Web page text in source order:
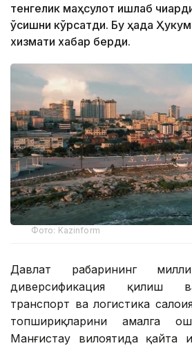
тенгелик маҳсулот ишлаб
ўсишни кўрсатди. Бу ҳақда
хизмати хабар берди.
Фото: Kazinform
Давлат раҳбарининг
диверсификация қилиш
транспорт ва логистика
топшириқларини амалга
Манғистау вилоятида қайта